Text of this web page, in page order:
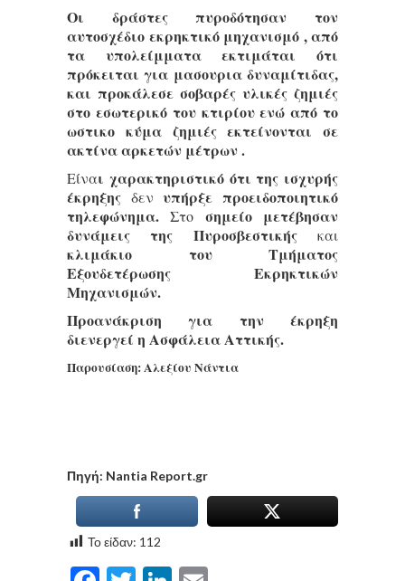
Οι δράστες πυροδότησαν τον
αυτοσχέδιο εκρηκτικό μηχανισμό , από
τα υπολείμματα εκτιμάται ότι
πρόκειται για μασουρια δυναμίτιδας,
και προκάλεσε σοβαρές υλικές ζημιές
στο εσωτερικό του κτιρίου ενώ από το
ωστικο κύμα ζημιές εκτείνονται σε
ακτίνα αρκετών μέτρων .
Είναι χαρακτηριστικό ότι της ισχυρής
έκρηξης δενυπήρξε προειδοποιητικό
τηλεφώνημα. Στο σημείο μετέβησαν
δυνάμεις της Πυροσβεστικήςκαι
κλιμάκιο του Τμήματος
Εξουδετέρωσης Εκρηκτικών
Μηχανισμών.
Προανάκριση για την έκρηξη
διενεργεί η Ασφάλεια Αττικής.
Παρουσίαση: Αλεξίου Νάντια
Πηγή: Nantia Report.gr
Το είδαν: 112